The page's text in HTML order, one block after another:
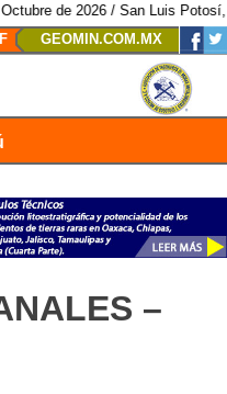
/ San Luis Potosí, SLP //
GEOMIN.COM.MX
–